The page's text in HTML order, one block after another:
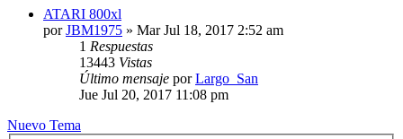
ATARI 800xl
porJBM1975 » Mar Jul 18, 2017 2:52 am
1 Respuestas
13443 Vistas
Último mensaje porLargo_San
Jue Jul 20, 2017 11:08 pm
Nuevo Tema